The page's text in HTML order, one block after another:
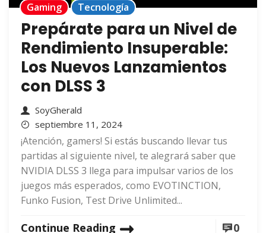
Gaming Tecnología
Prepárate para un Nivel de
Rendimiento Insuperable:
Los Nuevos Lanzamientos
con DLSS 3
SoyGherald
septiembre 11, 2024
¡Atención, gamers! Si estás buscando llevar tus
partidas al siguiente nivel, te alegrará saber que
NVIDIA DLSS 3 llega para impulsar varios de los
juegos más esperados, como EVOTINCTION,
Funko Fusion, Test Drive Unlimited...
Continue Reading 0